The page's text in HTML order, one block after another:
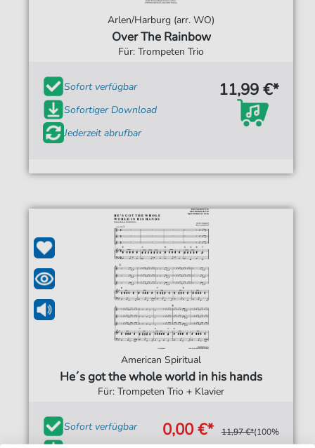
Arlen/Harburg (arr. WO)
Over The Rainbow
Für: Trompeten Trio
Sofort verfügbar
Sofortiger Download
Jederzeit abrufbar
11,99 €*
American Spiritual
He´s got the whole world in his hands
Für: Trompeten Trio + Klavier
Sofort verfügbar
0,00 €* 11,97 €*(100%